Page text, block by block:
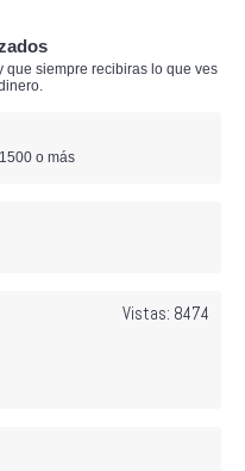
que siempre recibiras lo que ves
o más
Vistas: 8474